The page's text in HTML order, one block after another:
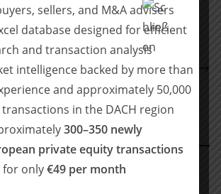
berät Borromin beim Erwerb der
GmbH
AL-KO, a portfolio company of
sold AL-KO Air Technology to Trane
Technologies
sellers, and M&A advisers
database designed for efficient
and transaction analysis
intelligence backed by more than
and approximately 50,000
in the DACH region
300–350 newly
private equity transactions
for only€49 per month